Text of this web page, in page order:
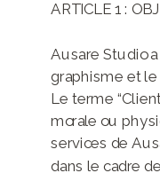
ARTICLE 1 :
Ausare Studio
graphisme et
Le terme
morale ou
services de
dans le cadre